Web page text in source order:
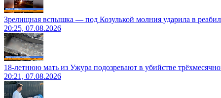
Зрелищная вспышка — под Козулькой молния ударила в
20:25, 07.08.2026
18-летнюю мать из Ужура подозревают в убийстве
20:21, 07.08.2026